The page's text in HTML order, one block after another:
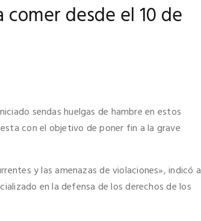
comer desde el 10 de
sendas huelgas de hambre en estos
con el objetivo de poner fin a la grave
y las amenazas de violaciones», indicó a
en la defensa de los derechos de los